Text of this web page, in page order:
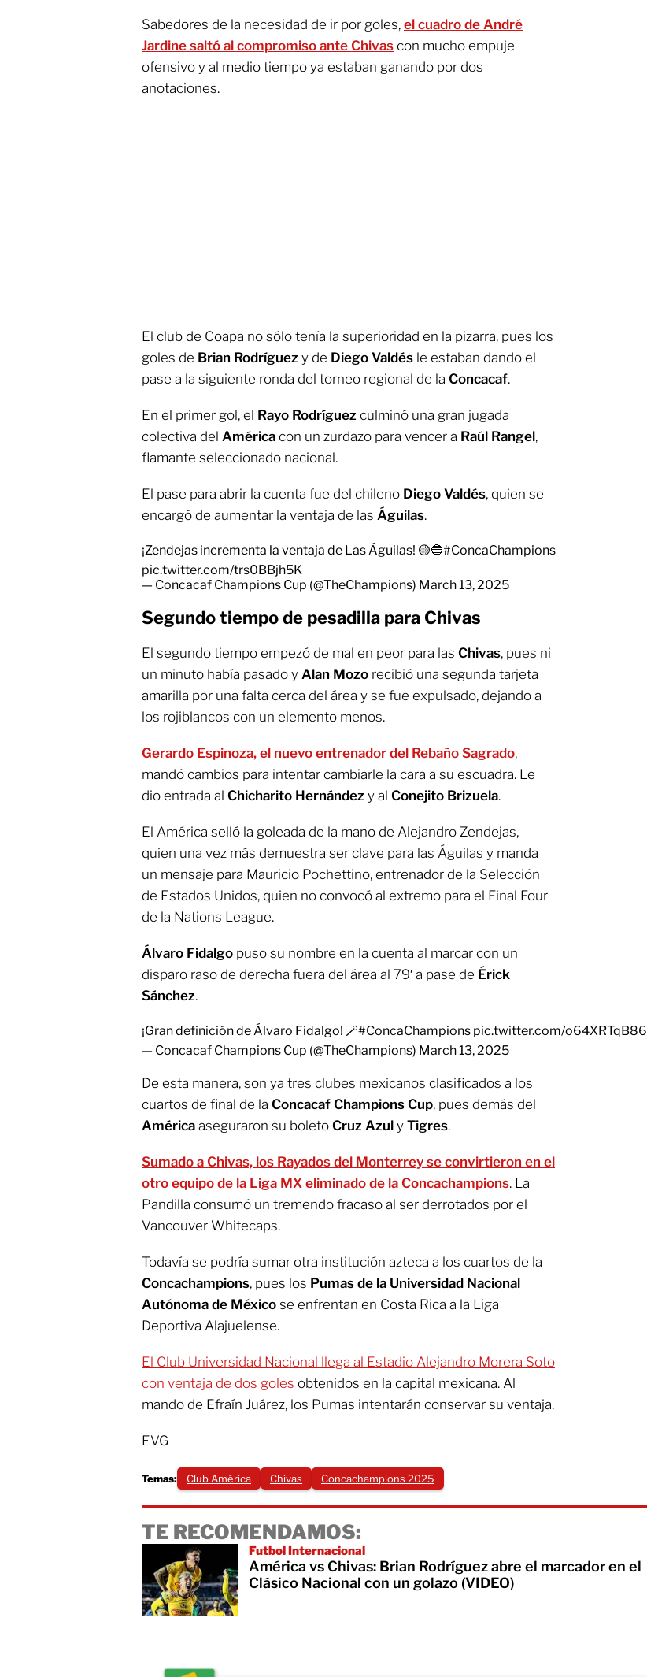
Sabedores de la necesidad de ir por goles, el cuadro de André
Jardine saltó al compromiso ante Chivas con mucho empuje
ofensivo y al medio tiempo ya estaban ganando por dos
anotaciones.
El club de Coapa no sólo tenía la superioridad en la pizarra, pues los
goles de Brian Rodríguez y de Diego Valdés le estaban dando el
pase a la siguiente ronda del torneo regional de la Concacaf.
En el primer gol, el Rayo Rodríguez culminó una gran jugada
colectiva del América con un zurdazo para vencer a Raúl Rangel,
flamante seleccionado nacional.
El pase para abrir la cuenta fue del chileno Diego Valdés, quien se
encargó de aumentar la ventaja de las Águilas.
¡Zendejas incrementa la ventaja de Las Águilas! 🟡🔵#ConcaChampions
pic.twitter.com/trs0BBjh5K
— Concacaf Champions Cup (@TheChampions) March 13, 2025
Segundo tiempo de pesadilla para Chivas
El segundo tiempo empezó de mal en peor para las Chivas, pues ni
un minuto había pasado y Alan Mozo recibió una segunda tarjeta
amarilla por una falta cerca del área y se fue expulsado, dejando a
los rojiblancos con un elemento menos.
Gerardo Espinoza, el nuevo entrenador del Rebaño Sagrado,
mandó cambios para intentar cambiarle la cara a su escuadra. Le
dio entrada al Chicharito Hernández y al Conejito Brizuela.
El América selló la goleada de la mano de Alejandro Zendejas,
quien una vez más demuestra ser clave para las Águilas y manda
un mensaje para Mauricio Pochettino, entrenador de la Selección
de Estados Unidos, quien no convocó al extremo para el Final Four
de la Nations League.
Álvaro Fidalgo puso su nombre en la cuenta al marcar con un
disparo raso de derecha fuera del área al 79′ a pase de Érick
Sánchez.
¡Gran definición de Álvaro Fidalgo! 🪄#ConcaChampions pic.twitter.com/o64XRTqB86
— Concacaf Champions Cup (@TheChampions) March 13, 2025
De esta manera, son ya tres clubes mexicanos clasificados a los
cuartos de final de la Concacaf Champions Cup, pues demás del
América aseguraron su boleto Cruz Azul y Tigres.
Sumado a Chivas, los Rayados del Monterrey se convirtieron en el
otro equipo de la Liga MX eliminado de la Concachampions. La
Pandilla consumó un tremendo fracaso al ser derrotados por el
Vancouver Whitecaps.
Todavía se podría sumar otra institución azteca a los cuartos de la
Concachampions, pues los Pumas de la Universidad Nacional
Autónoma de México se enfrentan en Costa Rica a la Liga
Deportiva Alajuelense.
El Club Universidad Nacional llega al Estadio Alejandro Morera Soto
con ventaja de dos goles obtenidos en la capital mexicana. Al
mando de Efraín Juárez, los Pumas intentarán conservar su ventaja.
EVG
Temas: Club América Chivas Concachampions 2025
TE RECOMENDAMOS:
Futbol Internacional
América vs Chivas: Brian Rodríguez abre el marcador en el
Clásico Nacional con un golazo (VIDEO)